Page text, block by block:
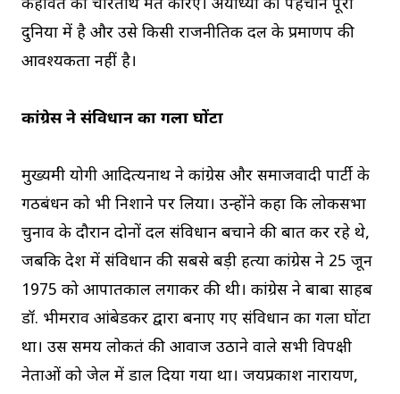
कहावत को चरितार्थ मत करिए। अयोध्या की पहचान पूरी
दुनिया में है और उसे किसी राजनीतिक दल के प्रमाणपत्र की
आवश्यकता नहीं है।
कांग्रेस ने संविधान का गला घोंटा
मुख्यमंत्री योगी आदित्यनाथ ने कांग्रेस और समाजवादी पार्टी के
गठबंधन को भी निशाने पर लिया। उन्होंने कहा कि लोकसभा
चुनाव के दौरान दोनों दल संविधान बचाने की बात कर रहे थे,
जबकि देश में संविधान की सबसे बड़ी हत्या कांग्रेस ने 25 जून
1975 को आपातकाल लगाकर की थी। कांग्रेस ने बाबा साहब
डॉ. भीमराव आंबेडकर द्वारा बनाए गए संविधान का गला घोंटा
था। उस समय लोकतंत्र की आवाज उठाने वाले सभी विपक्षी
नेताओं को जेल में डाल दिया गया था। जयप्रकाश नारायण,